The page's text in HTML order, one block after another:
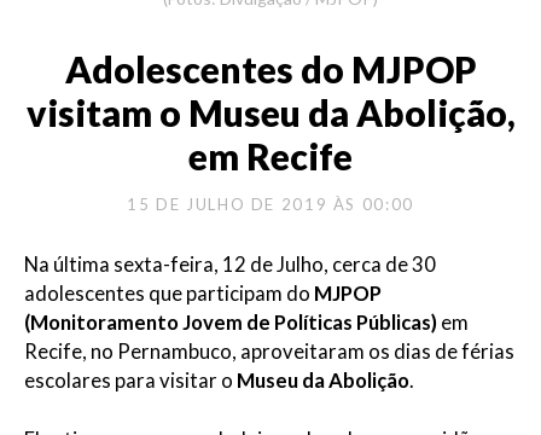
Adolescentes do MJPOP
visitam o Museu da Abolição,
em Recife
15 DE JULHO DE 2019 ÀS 00:00
Na última sexta-feira, 12 de Julho, cerca de 30
adolescentes que participam do MJPOP
(Monitoramento Jovem de Políticas Públicas) em
Recife, no Pernambuco, aproveitaram os dias de férias
escolares para visitar o Museu da Abolição.